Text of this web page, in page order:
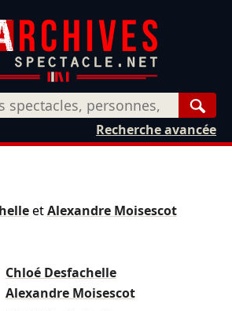
Recherche avancée
etAlexandre Moisescot
Chloé Desfachelle
Alexandre Moisescot